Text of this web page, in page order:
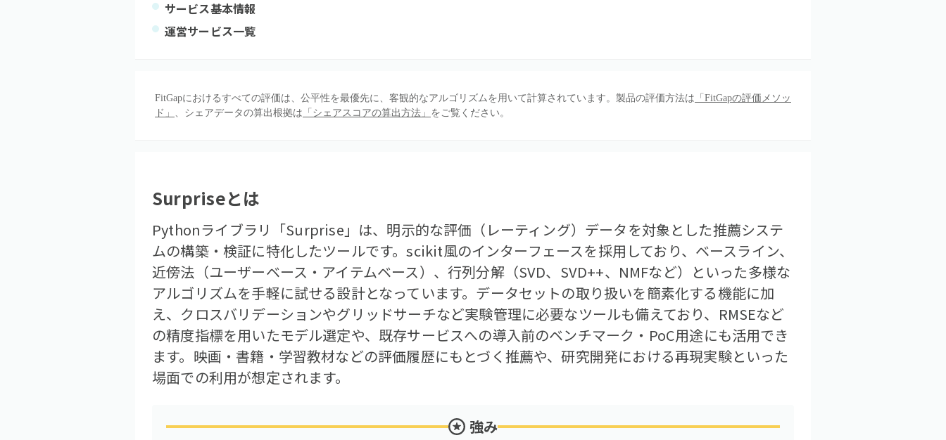
サービス基本情報
運営サービス一覧
FitGapにおけるすべての評価は、公平性を最優先に、客観的なアルゴリズムを用いて計算されています。製品の評価方法は 「FitGapの評価メソッ
ド」 、シェアデータの算出根拠は 「シェアスコアの算出方法」 をご覧ください。
Surpriseとは
Pythonライブラリ「Surprise」は、明示的な評価（レーティング）データを対象とした推薦システ
ムの構築・検証に特化したツールです。scikit風のインターフェースを採用しており、ベースライン、
近傍法（ユーザーベース・アイテムベース）、行列分解（SVD、SVD++、NMFなど）といった多様な
アルゴリズムを手軽に試せる設計となっています。データセットの取り扱いを簡素化する機能に加
え、クロスバリデーションやグリッドサーチなど実験管理に必要なツールも備えており、RMSEなど
の精度指標を用いたモデル選定や、既存サービスへの導入前のベンチマーク・PoC用途にも活用でき
ます。映画・書籍・学習教材などの評価履歴にもとづく推薦や、研究開発における再現実験といった
場面での利用が想定されます。
強み